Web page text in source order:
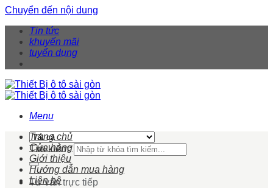
Chuyển đến nội dung
Tin tức
khuyến mãi
tuyển dụng
Menu
Tìm kiếm:
Tư vấn trực tiếp
Trang chủ
Cửa hàng
Giới thiệu
Hướng dẫn mua hàng
Liên hệ